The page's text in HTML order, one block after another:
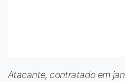
Atacante, contratado em